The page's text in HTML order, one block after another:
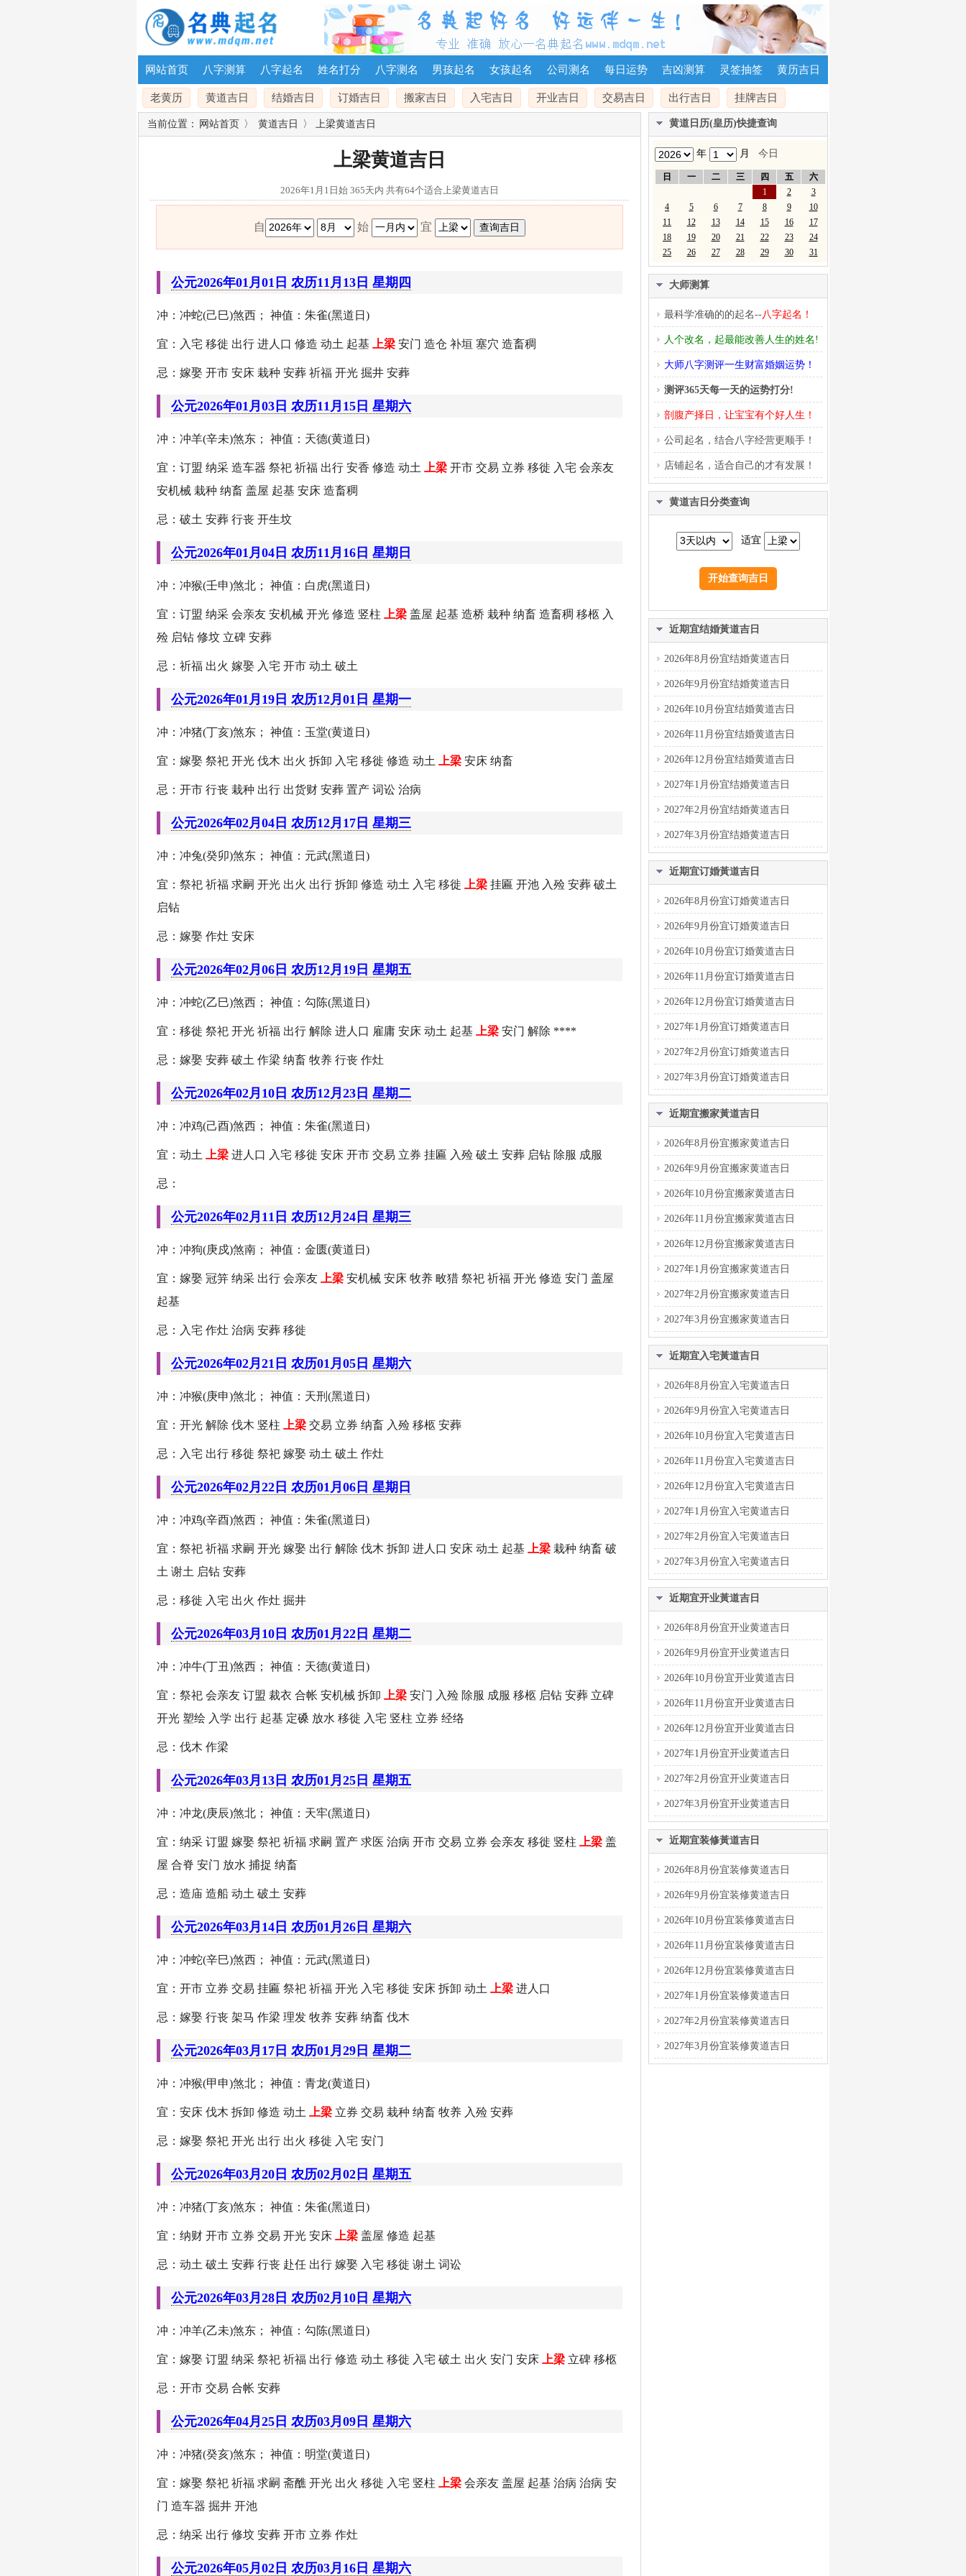
网站首页 八字测算 八字起名 姓名打分 八字测名 男孩起名 女孩起名 公司测名 每日运势 吉凶测算 灵签抽签 黄历吉日
老黄历 黄道吉日 结婚吉日 订婚吉日 搬家吉日 入宅吉日 开业吉日 交易吉日 出行吉日 挂牌吉日
当前位置： 网站首页 〉 黄道吉日 〉 上梁黄道吉日
上梁黄道吉日
2026年1月1日始 365天内 共有64个适合上梁黄道吉日
自 始 宜
公元2026年01月01日 农历11月13日 星期四
冲：冲蛇(己巳)煞西； 神值：朱雀(黑道日)
宜：入宅 移徙 出行 进人口 修造 动土 起基 上梁 安门 造仓 补垣 塞穴 造畜稠
忌：嫁娶 开市 安床 栽种 安葬 祈福 开光 掘井 安葬
公元2026年01月03日 农历11月15日 星期六
冲：冲羊(辛未)煞东； 神值：天德(黄道日)
宜：订盟 纳采 造车器 祭祀 祈福 出行 安香 修造 动土 上梁 开市 交易 立券 移徙 入宅 会亲友
安机械 栽种 纳畜 盖屋 起基 安床 造畜稠
忌：破土 安葬 行丧 开生坟
公元2026年01月04日 农历11月16日 星期日
冲：冲猴(壬申)煞北； 神值：白虎(黑道日)
宜：订盟 纳采 会亲友 安机械 开光 修造 竖柱 上梁 盖屋 起基 造桥 栽种 纳畜 造畜稠 移柩 入
殓 启钻 修坟 立碑 安葬
忌：祈福 出火 嫁娶 入宅 开市 动土 破土
公元2026年01月19日 农历12月01日 星期一
冲：冲猪(丁亥)煞东； 神值：玉堂(黄道日)
宜：嫁娶 祭祀 开光 伐木 出火 拆卸 入宅 移徙 修造 动土 上梁 安床 纳畜
忌：开市 行丧 栽种 出行 出货财 安葬 置产 词讼 治病
公元2026年02月04日 农历12月17日 星期三
冲：冲兔(癸卯)煞东； 神值：元武(黑道日)
宜：祭祀 祈福 求嗣 开光 出火 出行 拆卸 修造 动土 入宅 移徙 上梁 挂匾 开池 入殓 安葬 破土
启钻
忌：嫁娶 作灶 安床
公元2026年02月06日 农历12月19日 星期五
冲：冲蛇(乙巳)煞西； 神值：勾陈(黑道日)
宜：移徙 祭祀 开光 祈福 出行 解除 进人口 雇庸 安床 动土 起基 上梁 安门 解除 ****
忌：嫁娶 安葬 破土 作梁 纳畜 牧养 行丧 作灶
公元2026年02月10日 农历12月23日 星期二
冲：冲鸡(己酉)煞西； 神值：朱雀(黑道日)
宜：动土 上梁 进人口 入宅 移徙 安床 开市 交易 立券 挂匾 入殓 破土 安葬 启钻 除服 成服
忌：
公元2026年02月11日 农历12月24日 星期三
冲：冲狗(庚戍)煞南； 神值：金匮(黄道日)
宜：嫁娶 冠笄 纳采 出行 会亲友 上梁 安机械 安床 牧养 畋猎 祭祀 祈福 开光 修造 安门 盖屋
起基
忌：入宅 作灶 治病 安葬 移徙
公元2026年02月21日 农历01月05日 星期六
冲：冲猴(庚申)煞北； 神值：天刑(黑道日)
宜：开光 解除 伐木 竖柱 上梁 交易 立券 纳畜 入殓 移柩 安葬
忌：入宅 出行 移徙 祭祀 嫁娶 动土 破土 作灶
公元2026年02月22日 农历01月06日 星期日
冲：冲鸡(辛酉)煞西； 神值：朱雀(黑道日)
宜：祭祀 祈福 求嗣 开光 嫁娶 出行 解除 伐木 拆卸 进人口 安床 动土 起基 上梁 栽种 纳畜 破
土 谢土 启钻 安葬
忌：移徙 入宅 出火 作灶 掘井
公元2026年03月10日 农历01月22日 星期二
冲：冲牛(丁丑)煞西； 神值：天德(黄道日)
宜：祭祀 会亲友 订盟 裁衣 合帐 安机械 拆卸 上梁 安门 入殓 除服 成服 移柩 启钻 安葬 立碑
开光 塑绘 入学 出行 起基 定磉 放水 移徙 入宅 竖柱 立券 经络
忌：伐木 作梁
公元2026年03月13日 农历01月25日 星期五
冲：冲龙(庚辰)煞北； 神值：天牢(黑道日)
宜：纳采 订盟 嫁娶 祭祀 祈福 求嗣 置产 求医 治病 开市 交易 立券 会亲友 移徙 竖柱 上梁 盖
屋 合脊 安门 放水 捕捉 纳畜
忌：造庙 造船 动土 破土 安葬
公元2026年03月14日 农历01月26日 星期六
冲：冲蛇(辛巳)煞西； 神值：元武(黑道日)
宜：开市 立券 交易 挂匾 祭祀 祈福 开光 入宅 移徙 安床 拆卸 动土 上梁 进人口
忌：嫁娶 行丧 架马 作梁 理发 牧养 安葬 纳畜 伐木
公元2026年03月17日 农历01月29日 星期二
冲：冲猴(甲申)煞北； 神值：青龙(黄道日)
宜：安床 伐木 拆卸 修造 动土 上梁 立券 交易 栽种 纳畜 牧养 入殓 安葬
忌：嫁娶 祭祀 开光 出行 出火 移徙 入宅 安门
公元2026年03月20日 农历02月02日 星期五
冲：冲猪(丁亥)煞东； 神值：朱雀(黑道日)
宜：纳财 开市 立券 交易 开光 安床 上梁 盖屋 修造 起基
忌：动土 破土 安葬 行丧 赴任 出行 嫁娶 入宅 移徙 谢土 词讼
公元2026年03月28日 农历02月10日 星期六
冲：冲羊(乙未)煞东； 神值：勾陈(黑道日)
宜：嫁娶 订盟 纳采 祭祀 祈福 出行 修造 动土 移徙 入宅 破土 出火 安门 安床 上梁 立碑 移柩
忌：开市 交易 合帐 安葬
公元2026年04月25日 农历03月09日 星期六
冲：冲猪(癸亥)煞东； 神值：明堂(黄道日)
宜：嫁娶 祭祀 祈福 求嗣 斋醮 开光 出火 移徙 入宅 竖柱 上梁 会亲友 盖屋 起基 治病 治病 安
门 造车器 掘井 开池
忌：纳采 出行 修坟 安葬 开市 立券 作灶
公元2026年05月02日 农历03月16日 星期六
黄道日历(皇历)快捷查询
年 月 今日
日 一 二 三 四 五
六
1
2
3
4
5 6 7 8 9
10
11
12 13 14 15 16
17
18
19 20 21 22 23
24
25
26 27 28 29 30 31
大师测算
最科学准确的的起名--八字起名！
人个改名，起最能改善人生的姓名!
大师八字测评一生财富婚姻运势！
测评365天每一天的运势打分!
剖腹产择日，让宝宝有个好人生！
公司起名，结合八字经营更顺手！
店铺起名，适合自己的才有发展！
黄道吉日分类查询
适宜
近期宜结婚黃道吉日
2026年8月份宜结婚黄道吉日
2026年9月份宜结婚黄道吉日
2026年10月份宜结婚黄道吉日
2026年11月份宜结婚黄道吉日
2026年12月份宜结婚黄道吉日
2027年1月份宜结婚黄道吉日
2027年2月份宜结婚黄道吉日
2027年3月份宜结婚黄道吉日
近期宜订婚黃道吉日
2026年8月份宜订婚黄道吉日
2026年9月份宜订婚黄道吉日
2026年10月份宜订婚黄道吉日
2026年11月份宜订婚黄道吉日
2026年12月份宜订婚黄道吉日
2027年1月份宜订婚黄道吉日
2027年2月份宜订婚黄道吉日
2027年3月份宜订婚黄道吉日
近期宜搬家黃道吉日
2026年8月份宜搬家黄道吉日
2026年9月份宜搬家黄道吉日
2026年10月份宜搬家黄道吉日
2026年11月份宜搬家黄道吉日
2026年12月份宜搬家黄道吉日
2027年1月份宜搬家黄道吉日
2027年2月份宜搬家黄道吉日
2027年3月份宜搬家黄道吉日
近期宜入宅黃道吉日
2026年8月份宜入宅黄道吉日
2026年9月份宜入宅黄道吉日
2026年10月份宜入宅黄道吉日
2026年11月份宜入宅黄道吉日
2026年12月份宜入宅黄道吉日
2027年1月份宜入宅黄道吉日
2027年2月份宜入宅黄道吉日
2027年3月份宜入宅黄道吉日
近期宜开业黃道吉日
2026年8月份宜开业黄道吉日
2026年9月份宜开业黄道吉日
2026年10月份宜开业黄道吉日
2026年11月份宜开业黄道吉日
2026年12月份宜开业黄道吉日
2027年1月份宜开业黄道吉日
2027年2月份宜开业黄道吉日
2027年3月份宜开业黄道吉日
近期宜装修黃道吉日
2026年8月份宜装修黄道吉日
2026年9月份宜装修黄道吉日
2026年10月份宜装修黄道吉日
2026年11月份宜装修黄道吉日
2026年12月份宜装修黄道吉日
2027年1月份宜装修黄道吉日
2027年2月份宜装修黄道吉日
2027年3月份宜装修黄道吉日